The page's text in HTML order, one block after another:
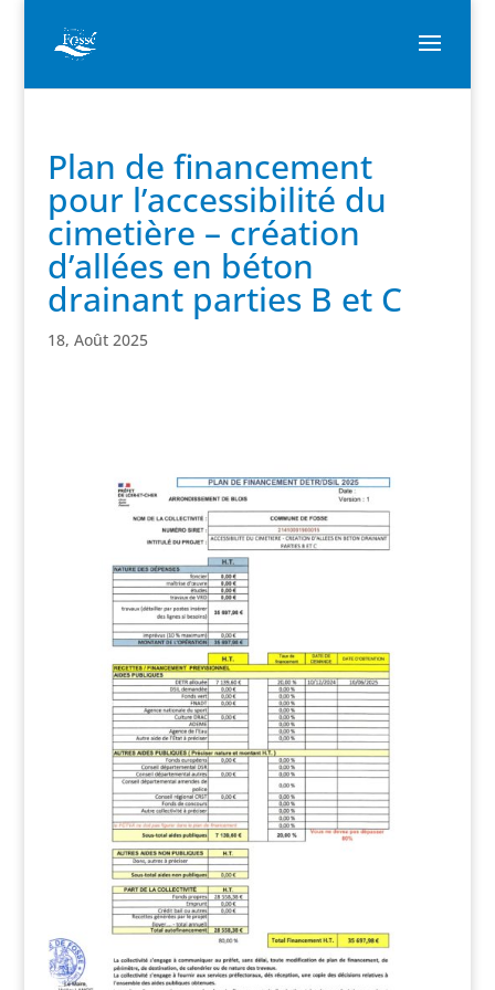
Plan de financement
pour l’accessibilité du
cimetière – création
d’allées en béton
drainant parties B et C
18, Août 2025